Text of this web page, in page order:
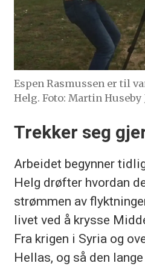
Espen Rasmussen er til
Helg. Foto: Martin Huseby
Trekker seg
Arbeidet begynner
Helg drøfter hvordan
strømmen av
livet ved å krysse
Fra krigen i Syria og
Hellas, og så den